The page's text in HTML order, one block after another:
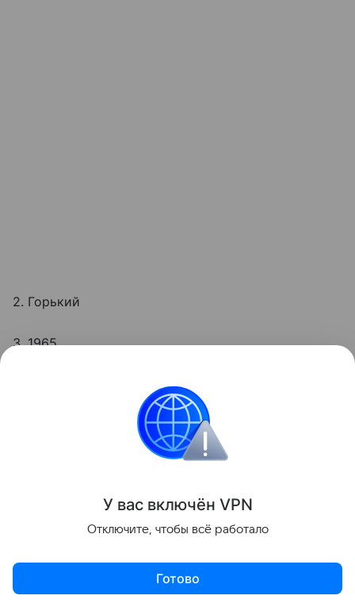
2. Горький
3. 1965
смекалку
У вас включён VPN
Отключите, чтобы всё работало
Готово